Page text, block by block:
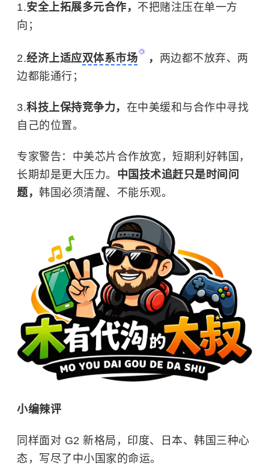
安全上拓展多元合作， 不把赌注压在单一方
向；
经济上适应双体系市场 ， 两边都不放弃、两
边都能通行；
科技上保持竞争力， 在中美缓和与合作中寻找
自己的位置。
专家警告：中美芯片合作放宽，短期利好韩国，
长期却是更大压力。 中国技术追赶只是时间问
题， 韩国必须清醒、不能乐观。
小编辣评
同样面对 G2 新格局，印度、日本、韩国三种心
态，写尽了中小国家的命运。